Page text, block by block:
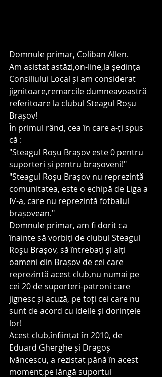
Domnule primar, Coliban Allen.
Am asistat astăzi,on-line,la ședința
Consiliului Local și am considerat
jignitoare,remarcile dumneavoastră
referitoare la clubul Steagul Roşu
Brașov!
În primul rând, cea în care a-ți spus
că :
"Steagul Roșu Brașov este 0 pentru
suporteri și pentru brașoveni!"
"Steagul Roșu Brașov nu reprezintă
comunitatea, este o echipă de Liga a
IV-a, care nu reprezintă fotbalul
brașovean."
Domnule primar, am fi dorit ca
înainte să vorbiți de clubul Steagul
Roşu Brașov, să întrebați și alți
oameni din Brașov de cei care
reprezintă acest club,nu numai pe
cei 20 de suporteri-patroni care
jignesc și acuză, pe toți cei care nu
sunt de acord cu ideile și dorințele
lor!
Acest club,înființat în 2010, de
Eduard Gherghe și Dragoș
Ivăncescu, a rezistat până în acest
moment,pe lângă suportul